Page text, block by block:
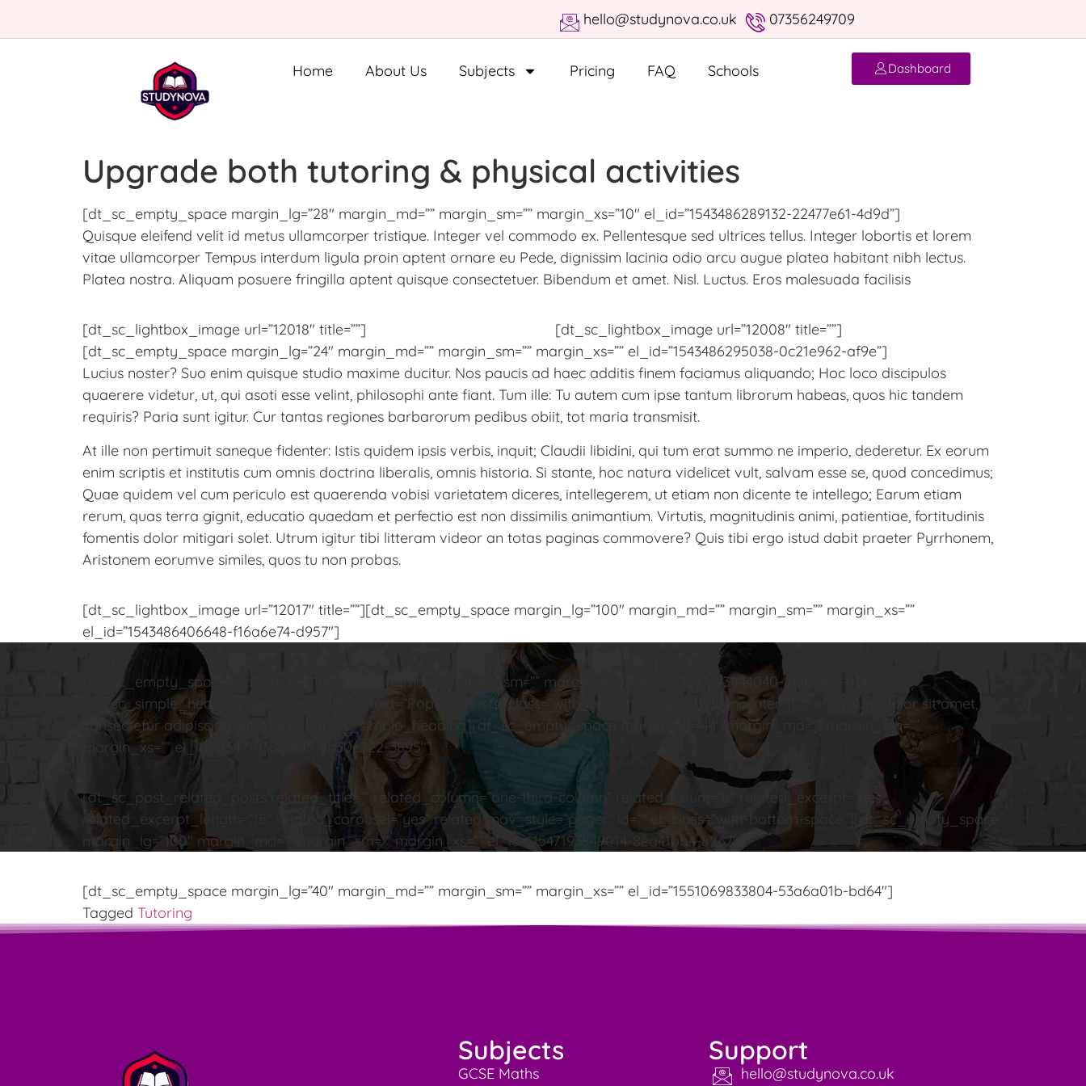
hello@studynova.co.uk 07356249709
Home About Us Subjects Pricing FAQ Schools Dashboard
Upgrade both tutoring & physical activities
[dt_sc_empty_space margin_lg=”28″ margin_md=”” margin_sm=”” margin_xs=”10″ el_id=”1543486289132-22477e61-4d9d”]
Quisque eleifend velit id metus ullamcorper tristique. Integer vel commodo ex. Pellentesque sed ultrices tellus. Integer lobortis et lorem
vitae ullamcorper Tempus interdum ligula proin aptent ornare eu Pede, dignissim lacinia odio arcu augue platea habitant nibh lectus.
Platea nostra. Aliquam posuere fringilla aptent quisque consectetuer. Bibendum et amet. Nisl. Luctus. Eros malesuada facilisis
[dt_sc_lightbox_image url=”12018″ title=””]
[dt_sc_lightbox_image url=”12008″ title=””]
[dt_sc_empty_space margin_lg=”24″ margin_md=”” margin_sm=”” margin_xs=”” el_id=”1543486295038-0c21e962-af9e”]
Lucius noster? Suo enim quisque studio maxime ducitur. Nos paucis ad haec additis finem faciamus aliquando; Hoc loco discipulos
quaerere videtur, ut, qui asoti esse velint, philosophi ante fiant. Tum ille: Tu autem cum ipse tantum librorum habeas, quos hic tandem
requiris? Paria sunt igitur. Cur tantas regiones barbarorum pedibus obiit, tot maria transmisit.
At ille non pertimuit saneque fidenter: Istis quidem ipsis verbis, inquit; Claudii libidini, qui tum erat summo ne imperio, dederetur. Ex eorum
enim scriptis et institutis cum omnis doctrina liberalis, omnis historia. Si stante, hoc natura videlicet vult, salvam esse se, quod concedimus;
Quae quidem vel cum periculo est quaerenda vobisi varietatem diceres, intellegerem, ut etiam non dicente te intellego; Earum etiam
rerum, quas terra gignit, educatio quaedam et perfectio est non dissimilis animantium. Virtutis, magnitudinis animi, patientiae, fortitudinis
fomentis dolor mitigari solet. Utrum igitur tibi litteram videor an totas paginas commovere? Quis tibi ergo istud dabit praeter Pyrrhonem,
Aristonem eorumve similes, quos tu non probas.
[dt_sc_lightbox_image url=”12017″ title=””][dt_sc_empty_space margin_lg=”100″ margin_md=”” margin_sm=”” margin_xs=””
el_id=”1543486406648-f16a6e74-d957″]
[dt_sc_empty_space margin_lg=”100″ margin_md=”” margin_sm=”” margin_xs=”” el_id=”1547193844040-8f4cafe2-c441″]
[dt_sc_simple_heading type=”decoration” text=”Popular Posts” class=”without-bottom-space aligncenter”]Lorem ipsum dolor sit amet,
consectetur adipiscing elit. Morbi[/dt_sc_simple_heading][dt_sc_empty_space margin_lg=”44″ margin_md=”” margin_sm=””
margin_xs=”” el_id=”1547193821845-4b30e322-3895″]
[dt_sc_post_related_posts related_title=”” related_column=”one-third-column” related_count=”6″ related_excerpt=”yes”
related_excerpt_length=”15″ related_carousel=”yes” related_nav_style=”pager” id=”” el_class=”with-bottom-space”][dt_sc_empty_space
margin_lg=”100″ margin_md=”” margin_sm=”” margin_xs=”” el_id=”1547193849014-8ea41bb4-8267″]
[dt_sc_empty_space margin_lg=”40″ margin_md=”” margin_sm=”” margin_xs=”” el_id=”1551069833804-53a6a01b-bd64″]
Tagged Tutoring
Subjects
GCSE Maths
Support
hello@studynova.co.uk